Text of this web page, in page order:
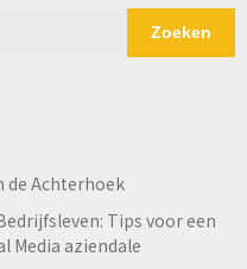
Zoeken
de Achterhoek
Tips voor een
Media aziendale